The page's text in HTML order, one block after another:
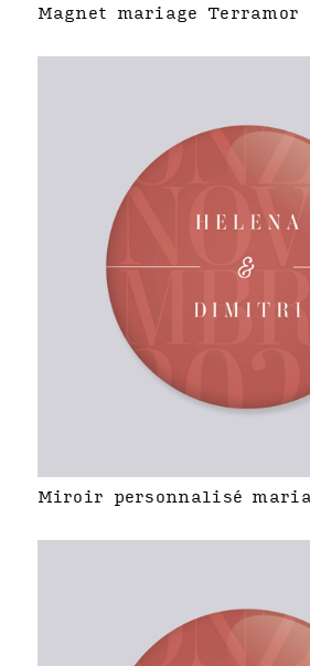
Magnet mariage Terramor
Miroir personnalisé